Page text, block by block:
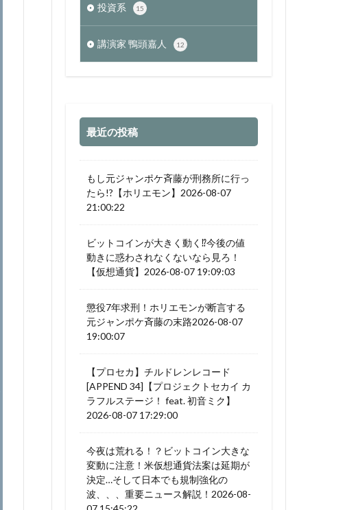
投資系 15
講演家 鴨頭嘉人 12
最近の投稿
もし元ジャンポケ斉藤が刑務所に行っ
たら!?【ホリエモン】2026-08-07
21:00:22
ビットコインが大きく動く⁉今後の値
動きに惑わされなくないなら見ろ！
【仮想通貨】2026-08-07 19:09:03
懲役7年求刑！ホリエモンが断言する
元ジャンポケ斉藤の末路2026-08-07
19:00:07
【プロセカ】チルドレンレコード
[APPEND 34]【プロジェクトセカイ カ
ラフルステージ！ feat. 初音ミク】
2026-08-07 17:29:00
今夜は荒れる！？ビットコイン大きな
変動に注意！米仮想通貨法案は延期が
決定…そして日本でも規制強化の
波、、、重要ニュース解説！2026-08-